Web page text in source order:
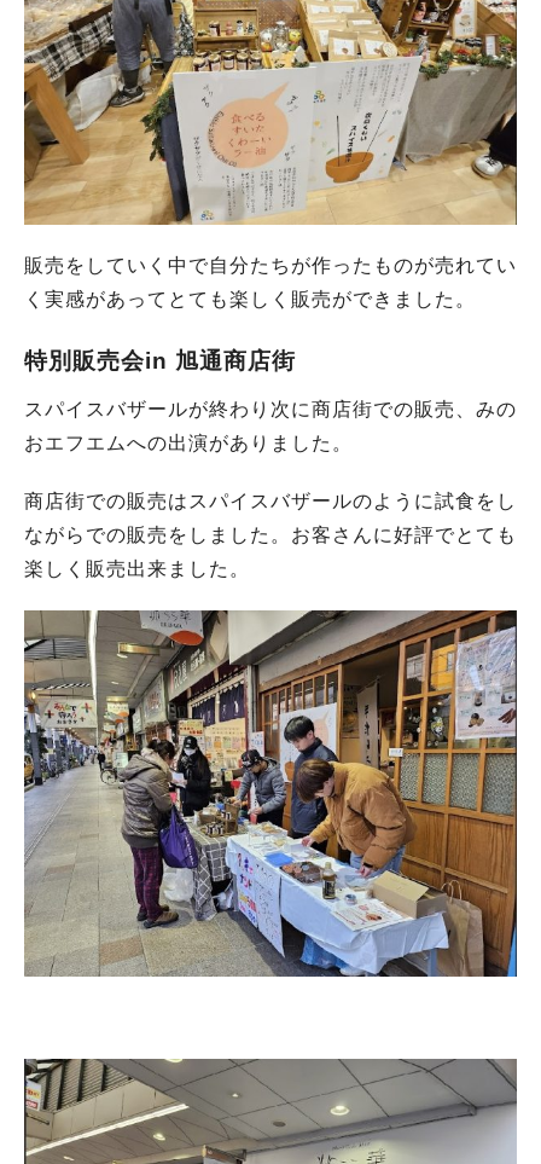
販売をしていく中で自分たちが作ったものが売れてい
く実感があってとても楽しく販売ができました。
特別販売会in 旭通商店街
スパイスバザールが終わり次に商店街での販売、みの
おエフエムへの出演がありました。
商店街での販売はスパイスバザールのように試食をし
ながらでの販売をしました。お客さんに好評でとても
楽しく販売出来ました。